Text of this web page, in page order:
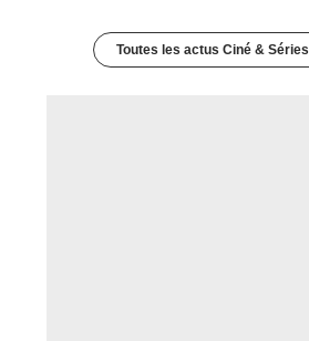
Toutes les actus Ciné & Séries